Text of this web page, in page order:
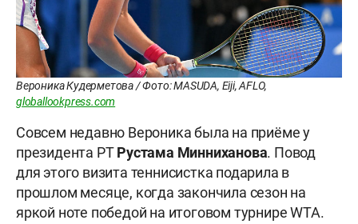
Вероника Кудерметова / Фото: MASUDA, Eiji, AFLO,
globallookpress.com
Совсем недавно Вероника была на приёме у
президента РТРустама Минниханова. Повод
для этого визита теннисистка подарила в
прошлом месяце, когда закончила сезон на
яркой ноте победой на итоговом турнире WTA.